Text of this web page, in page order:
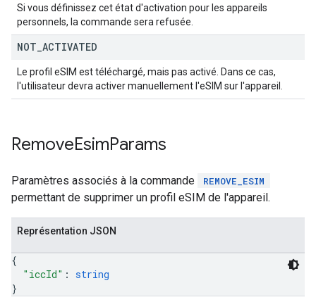
Si vous définissez cet état d'activation pour les appareils
personnels, la commande sera refusée.
NOT ACTIVATED
Le profil eSIM est téléchargé, mais pas activé. Dans ce cas,
l'utilisateur devra activer manuellement l'eSIM sur l'appareil.
RemoveEsimParams
Paramètres associés à la commande REMOVE_ESIM
permettant de supprimer un profil eSIM de l'appareil.
Représentation JSON
{
"iccId" : string
}